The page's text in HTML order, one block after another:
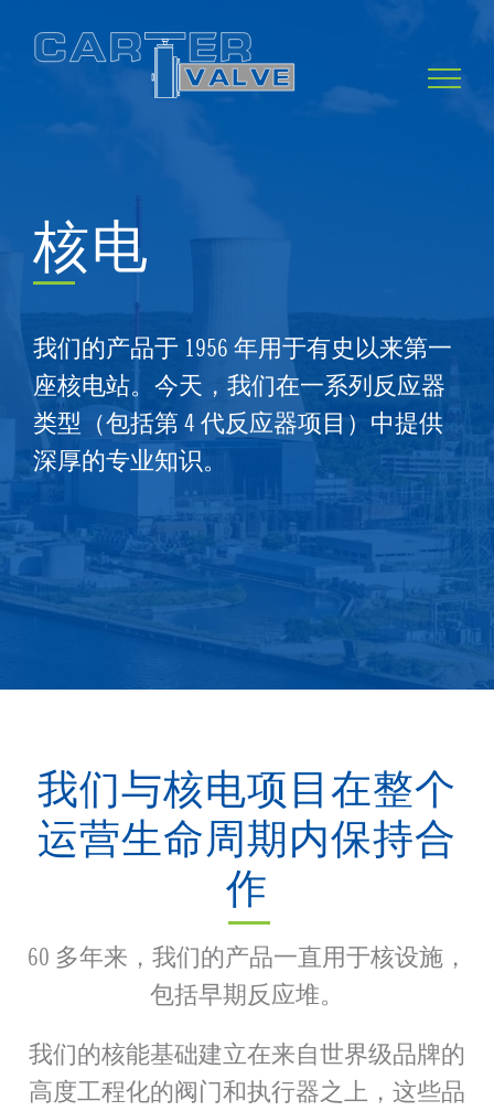
核电
我们的产品于 1956 年用于有史以来第一
座核电站。今天，我们在一系列反应器
类型（包括第 4 代反应器项目）中提供
深厚的专业知识。
我们与核电项目在整个
运营生命周期内保持合
作
60 多年来，我们的产品一直用于核设施，
包括早期反应堆。
我们的核能基础建立在来自世界级品牌的
高度工程化的阀门和执行器之上，这些品